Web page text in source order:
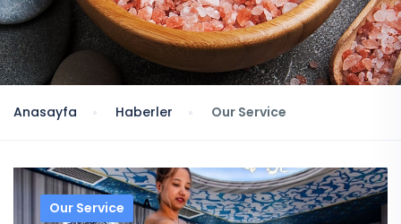
Anasayfa Haberler Our Service
A
Our Service